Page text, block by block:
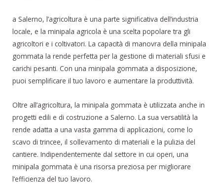
a Salerno, l’agricoltura è una parte significativa dell’industria
locale, e la minipala agricola è una scelta popolare tra gli
agricoltori e i coltivatori. La capacità di manovra della minipala
gommata la rende perfetta per la gestione di materiali sfusi e
carichi pesanti. Con una minipala gommata a disposizione,
puoi semplificare il tuo lavoro e aumentare la produttività.
Oltre all’agricoltura, la minipala gommata è utilizzata anche in
progetti edili e di costruzione a Salerno. La sua versatilità la
rende adatta a una vasta gamma di applicazioni, come lo
scavo di trincee, il sollevamento di materiali e la pulizia del
cantiere. Indipendentemente dal settore in cui operi, una
minipala gommata è una risorsa preziosa per migliorare
l’efficienza del tuo lavoro.